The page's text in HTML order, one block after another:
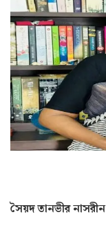
সৈয়দ তানভীর নাসরীন